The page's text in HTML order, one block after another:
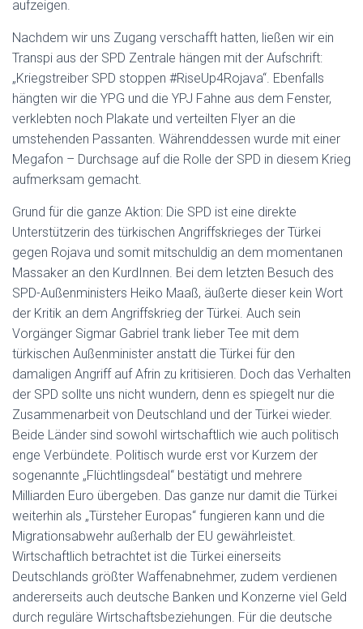
aufzeigen.
Nachdem wir uns Zugang verschafft hatten, ließen wir ein
Transpi aus der SPD Zentrale hängen mit der Aufschrift:
„Kriegstreiber SPD stoppen #RiseUp4Rojava“. Ebenfalls
hängten wir die YPG und die YPJ Fahne aus dem Fenster,
verklebten noch Plakate und verteilten Flyer an die
umstehenden Passanten. Währenddessen wurde mit einer
Megafon – Durchsage auf die Rolle der SPD in diesem Krieg
aufmerksam gemacht.
Grund für die ganze Aktion: Die SPD ist eine direkte
Unterstützerin des türkischen Angriffskrieges der Türkei
gegen Rojava und somit mitschuldig an dem momentanen
Massaker an den KurdInnen. Bei dem letzten Besuch des
SPD-Außenministers Heiko Maaß, äußerte dieser kein Wort
der Kritik an dem Angriffskrieg der Türkei. Auch sein
Vorgänger Sigmar Gabriel trank lieber Tee mit dem
türkischen Außenminister anstatt die Türkei für den
damaligen Angriff auf Afrin zu kritisieren. Doch das Verhalten
der SPD sollte uns nicht wundern, denn es spiegelt nur die
Zusammenarbeit von Deutschland und der Türkei wieder.
Beide Länder sind sowohl wirtschaftlich wie auch politisch
enge Verbündete. Politisch wurde erst vor Kurzem der
sogenannte „Flüchtlingsdeal“ bestätigt und mehrere
Milliarden Euro übergeben. Das ganze nur damit die Türkei
weiterhin als „Türsteher Europas“ fungieren kann und die
Migrationsabwehr außerhalb der EU gewährleistet.
Wirtschaftlich betrachtet ist die Türkei einerseits
Deutschlands größter Waffenabnehmer, zudem verdienen
andererseits auch deutsche Banken und Konzerne viel Geld
durch reguläre Wirtschaftsbeziehungen. Für die deutsche